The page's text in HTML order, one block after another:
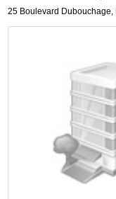
25 Boulevard Dubouchage,